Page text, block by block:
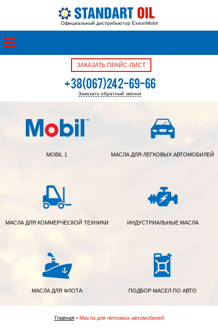
Официальный дистрибьютор ExxonMobil
ЗАКАЗАТЬ ПРАЙС-ЛИСТ
+38(067)242-69-66
+38(050)342-39-05
Заказать обратный звонок
MOBIL 1 МАСЛА ДЛЯ ЛЕГКОВЫХ АВТОМОБИЛЕЙ
МАСЛА ДЛЯ КОММЕРЧЕСКОЙ ТЕХНИКИ ИНДУСТРИАЛЬНЫЕ МАСЛА
МАСЛА ДЛЯ ФЛОТА ПОДБОР МАСЕЛ ПО АВТО
Главная Масла для легковых автомобилей